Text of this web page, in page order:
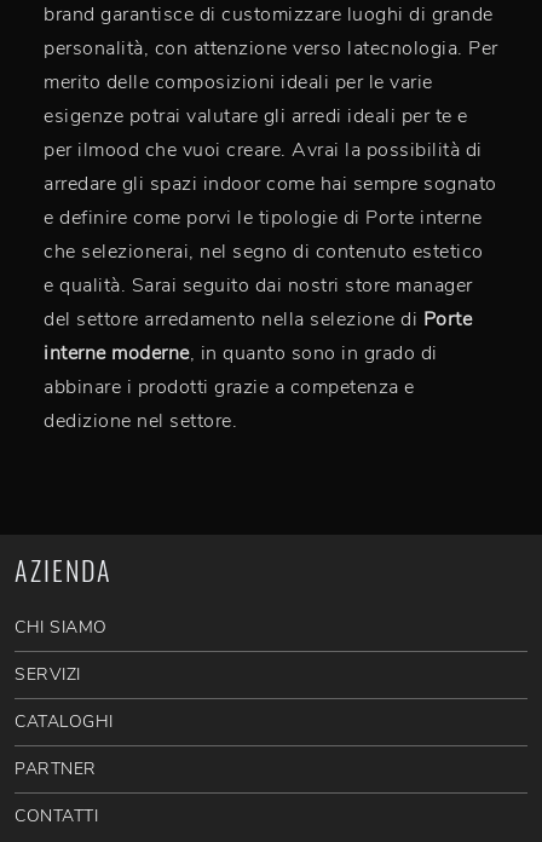
brand garantisce di customizzare luoghi di grande
personalità, con attenzione verso latecnologia. Per
merito delle composizioni ideali per le varie
esigenze potrai valutare gli arredi ideali per te e
per ilmood che vuoi creare. Avrai la possibilità di
arredare gli spazi indoor come hai sempre sognato
e definire come porvi le tipologie di Porte interne
che selezionerai, nel segno di contenuto estetico
e qualità. Sarai seguito dai nostri store manager
del settore arredamento nella selezione di Porte
interne moderne, in quanto sono in grado di
abbinare i prodotti grazie a competenza e
dedizione nel settore.
AZIENDA
CHI SIAMO
SERVIZI
CATALOGHI
PARTNER
CONTATTI